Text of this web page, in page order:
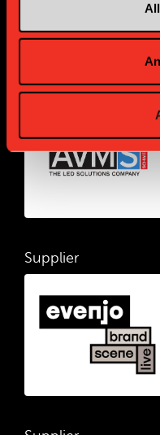
Supplier
Supplier